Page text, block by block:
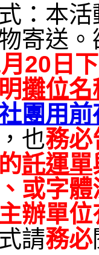
：本
寄送
20日
攤位名
團用
也務必
託運單
或字
辦單
請務必